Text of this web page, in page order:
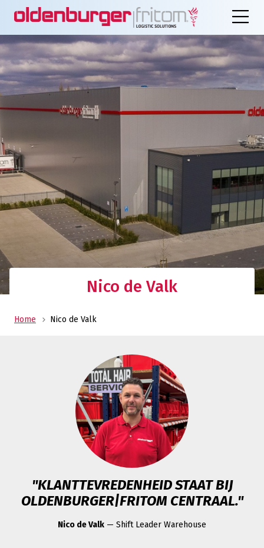
Nico de Valk
Home Nico de Valk
"KLANTTEVREDENHEID STAAT BIJ
OLDENBURGER|FRITOM CENTRAAL."
Nico de Valk — Shift Leader Warehouse